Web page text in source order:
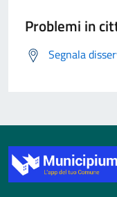
Problemi in
Segnala